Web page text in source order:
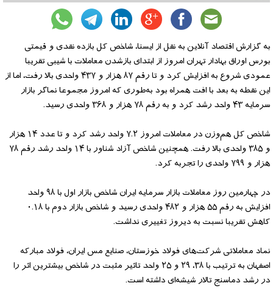
به گزارش اقتصاد آنلاین به نقل از ایسنا، شاخص کل بازده نقدی و قیمتی
بورس اوراق بهادار تهران امروز از ابتدای بازشدن معاملات با شیبی تقریبا
عمودی شروع به افزایش کرد و تا رقم ۸۷ هزار و ۴۳۷ واحدی بالا رفت، اما از
این نقطه به بعد با افت همراه بود به‌طوری که امروز مجموعا نماگر بازار
سرمایه ۴۳ واحد رشد کرد و به رقم ۷۸ هزار و ۳۶۸ واحدی رسید.
شاخص کل هم‌وزن در معاملات امروز ۷.۲ واحد رشد کرد و تا عدد ۱۴ هزار
و ۳۸۵ واحدی بالا رفت. همچنین شاخص آزاد شناور با ۱۴ واحد رشد رقم ۷۸
هزار و ۷۹۹ واحدی را تجربه کرد.
در چهارمین روز معاملات بازار سرمایه ایران شاخص بازار اول با ۹۸ واحد
افزایش به رقم ۵۵ هزار و ۴۸۲ واحدی رسید و شاخص بازار دوم با ۰.۱۸
کاهش تقریبا نسبت به دیروز تغییری نداشت.
نماد معاملاتی شرکت‌های فولاد خوزستان، صنایع مس ایران، فولاد مبارکه
اصفهان به ترتیب با ۳۸، ۲۹ و ۲۵ واحد تاثیر مثبت در شاخص بیشترین اثر را
در رشد دماسنج تالار شیشه‌ای داشته است.